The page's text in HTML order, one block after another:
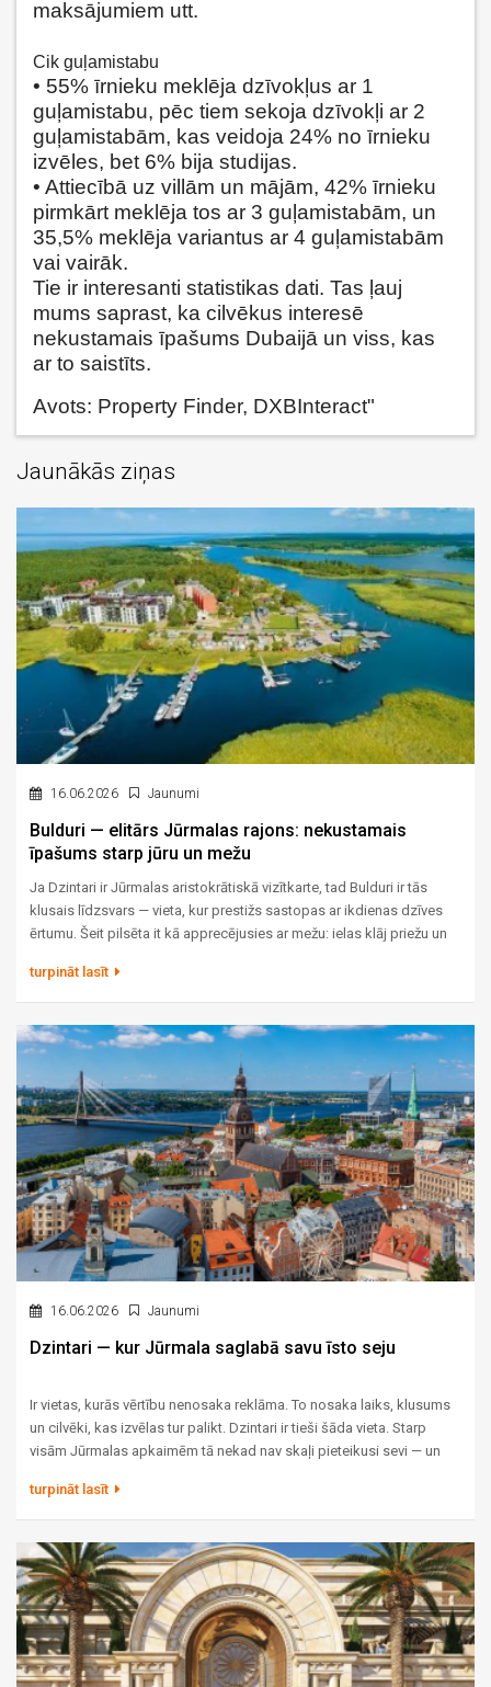
maksājumiem utt.
Cik guļamistabu
• 55% īrnieku meklēja dzīvokļus ar 1
guļamistabu, pēc tiem sekoja dzīvokļi ar 2
guļamistabām, kas veidoja 24% no īrnieku
izvēles, bet 6% bija studijas.
• Attiecībā uz villām un mājām, 42% īrnieku
pirmkārt meklēja tos ar 3 guļamistabām, un
35,5% meklēja variantus ar 4 guļamistabām
vai vairāk.
Tie ir interesanti statistikas dati. Tas ļauj
mums saprast, ka cilvēkus interesē
nekustamais īpašums Dubaijā un viss, kas
ar to saistīts.
Avots: Property Finder, DXBInteract"
Jaunākās ziņas
16.06.2026 Jaunumi
Bulduri — elitārs Jūrmalas rajons: nekustamais
īpašums starp jūru un mežu
Ja Dzintari ir Jūrmalas aristokrātiskā vizītkarte, tad Bulduri ir tās
klusais līdzsvars — vieta, kur prestižs sastopas ar ikdienas dzīves
ērtumu. Šeit pilsēta it kā apprecējusies ar mežu: ielas klāj priežu un
Tieši šī kombinācija — daba, telpa un visa nepieciešamā
infrastruktūra vienuviet — padara Buldurus par vienu no
pievilcīgākajiem rajoniem ģimenēm, kuras meklē ne tikai īpašumu,
bet vidi, kurā augt paaudzēm.
turpināt lasīt
16.06.2026 Jaunumi
Dzintari — kur Jūrmala saglabā savu īsto seju
Ir vietas, kurās vērtību nenosaka reklāma. To nosaka laiks, klusums
un cilvēki, kas izvēlas tur palikt. Dzintari ir tieši šāda vieta. Starp
visām Jūrmalas apkaimēm tā nekad nav skaļi pieteikusi sevi — un
mežs sniedzas līdz baltajām kāpām, vēsturiskās villas stāv tajos
pašos zemesgabalos, kur tās uzceltas pirms simts gadiem, un rīta
klusumu pārtrauc vienīgi jūra. Šis raksts ir par to, kas padara
Dzintarus par adresi, kuru izvēlas tie, kam ir iespēja izvēlēties brīvi.
turpināt lasīt